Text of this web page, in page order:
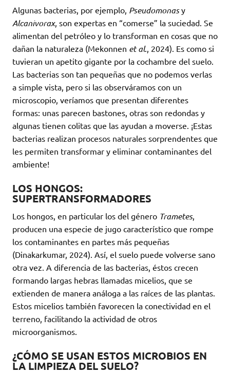
Algunas bacterias, por ejemplo, Pseudomonasy
Alcanivorax, son expertas en “comerse” la suciedad. Se
alimentan del petróleo y lo transforman en cosas que no
dañan la naturaleza (Mekonnen et al., 2024). Es como si
tuvieran un apetito gigante por la cochambre del suelo.
Las bacterias son tan pequeñas que no podemos verlas
a simple vista, pero si las observáramos con un
microscopio, veríamos que presentan diferentes
formas: unas parecen bastones, otras son redondas y
algunas tienen colitas que las ayudan a moverse. ¡Estas
bacterias realizan procesos naturales sorprendentes que
les permiten transformar y eliminar contaminantes del
ambiente!
LOS HONGOS:
SUPERTRANSFORMADORES
Los hongos, en particular los del género Trametes,
producen una especie de jugo característico que rompe
los contaminantes en partes más pequeñas
(Dinakarkumar, 2024). Así, el suelo puede volverse sano
otra vez. A diferencia de las bacterias, éstos crecen
formando largas hebras llamadas micelios, que se
extienden de manera análoga a las raíces de las plantas.
Estos micelios también favorecen la conectividad en el
terreno, facilitando la actividad de otros
microorganismos.
¿CÓMO SE USAN ESTOS MICROBIOS EN
LA LIMPIEZA DEL SUELO?